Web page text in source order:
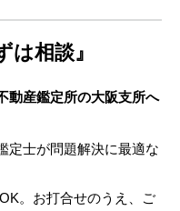
相談』
動産鑑定所の大阪支所へ
定士が問題解決に最適な
。お打合せのうえ、ご